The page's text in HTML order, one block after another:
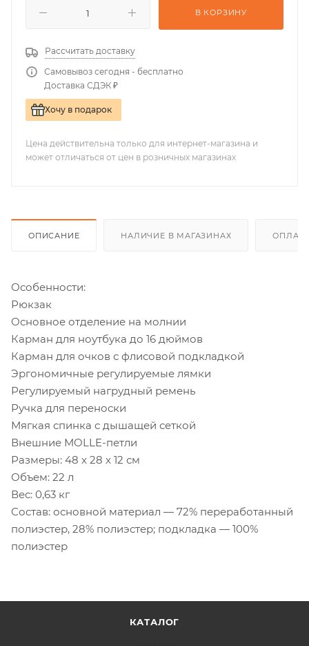
В КОРЗИНУ
Рассчитать доставку
Самовывоз сегодня - бесплатно
Доставка СДЭК ₽
Хочу в подарок
Цена действительна только для интернет-магазина и
может отличаться от цен в розничных магазинах
ОПИСАНИЕ НАЛИЧИЕ В МАГАЗИНАХ
Особенности:
Рюкзак
Основное отделение на молнии
Карман для ноутбука до 16 дюймов
Карман для очков с флисовой подкладкой
Эргономичные регулируемые лямки
Регулируемый нагрудный ремень
Ручка для переноски
Мягкая спинка с дышащей сеткой
Внешние MOLLE-петли
Размеры: 48 x 28 x 12 см
Объем: 22 л
Вес: 0,63 кг
Состав: основной материал — 72% переработанный
полиэстер, 28% полиэстер; подкладка — 100%
полиэстер
КАТАЛОГ